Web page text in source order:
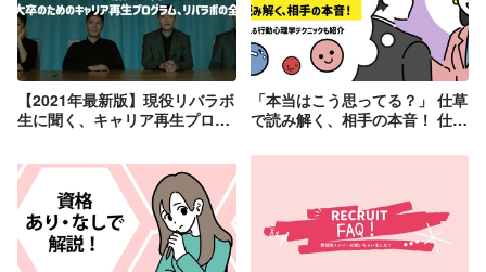
【2021年最新版】現役リバラボ
生に聞く、キャリア再生プログ
「本当はこう思ってる？」 仕草
で読み解く、相手の本音！ 仕事
も紹介